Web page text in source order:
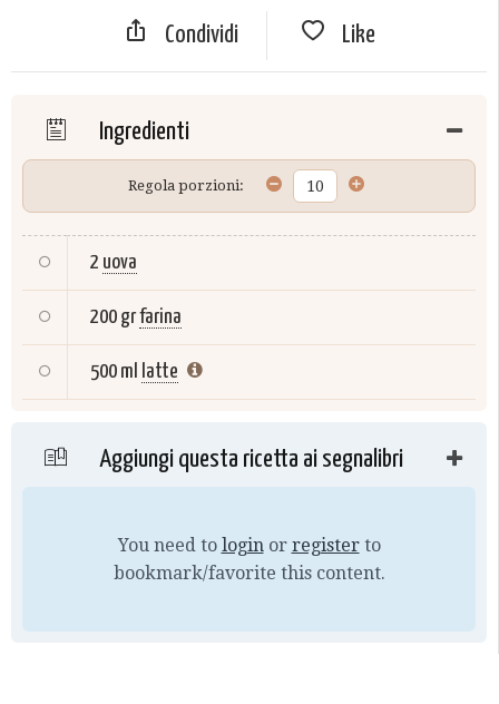
Condividi Like
Ingredienti
Regola porzioni:
2 uova
200 grfarina
500 ml latte
Aggiungi questa ricetta ai segnalibri
You need to loginor registerto
bookmark/favorite this content.